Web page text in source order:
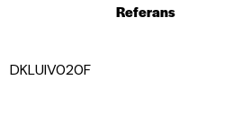
Referans
DKLUIV020F